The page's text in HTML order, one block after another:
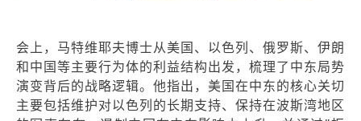
会上，马特维耶夫博士从美国、以色列、俄罗斯、伊朗
和中国等主要行为体的利益结构出发，梳理了中东局势
演变背后的战略逻辑。他指出，美国在中东的核心关切
主要包括维护对以色列的长期支持、保持在波斯湾地区